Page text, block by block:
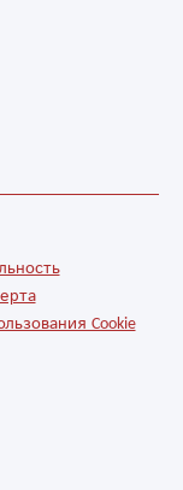
Cookie